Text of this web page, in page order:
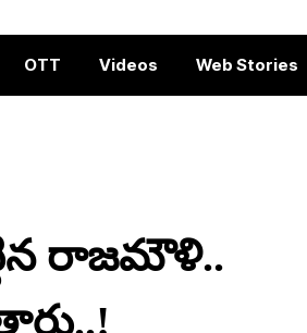
OTT Videos Web Stories
రాజ‌మౌళి..